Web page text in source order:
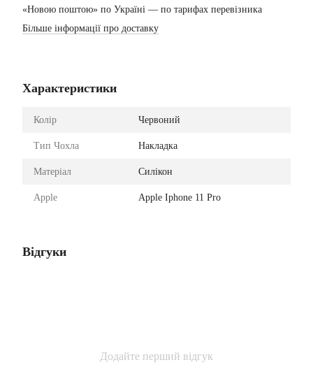
«Новою поштою» по Україні — по тарифах перевізника
Більше інформації про доставку
Характеристики
Колір Червоний
Тип Чохла Накладка
Матеріал Силікон
Apple Apple Iphone 11 Pro
Відгуки
Додайте перший відгук